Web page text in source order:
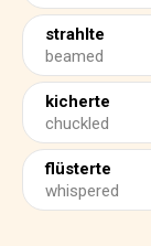
strahlte
beamed
kicherte
chuckled
flüsterte
whispered